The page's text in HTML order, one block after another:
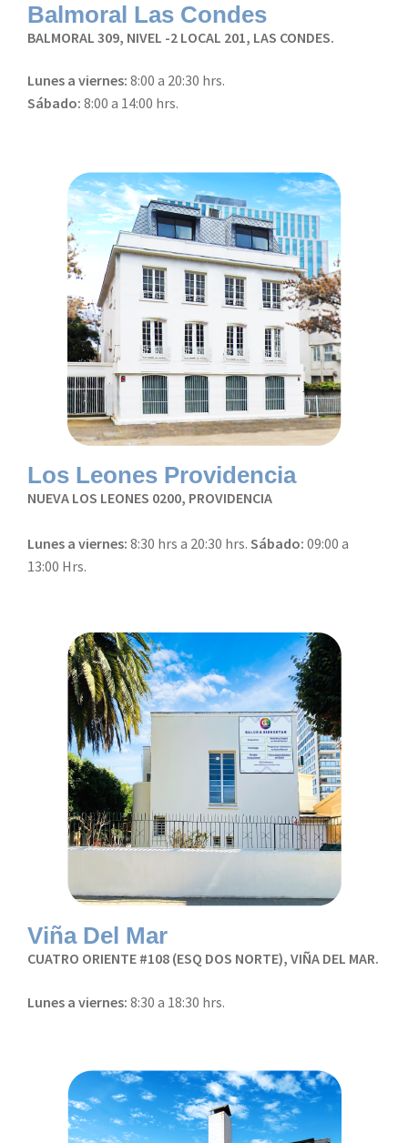
Balmoral Las Condes
BALMORAL 309, NIVEL -2 LOCAL 201, LAS CONDES.
Lunes a viernes: 8:00 a 20:30 hrs.
Sábado: 8:00 a 14:00 hrs.
Los Leones Providencia
NUEVA LOS LEONES 0200, PROVIDENCIA
Lunes a viernes: 8:30 hrs a 20:30 hrs. Sábado: 09:00 a
13:00 Hrs.
Viña Del Mar
CUATRO ORIENTE #108 (ESQ DOS NORTE), VIÑA DEL MAR.
Lunes a viernes: 8:30 a 18:30 hrs.